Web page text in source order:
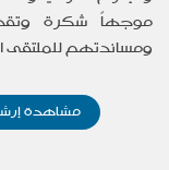
موجهاً شكرة
ومساندتهم للملتقى
مشاهدة